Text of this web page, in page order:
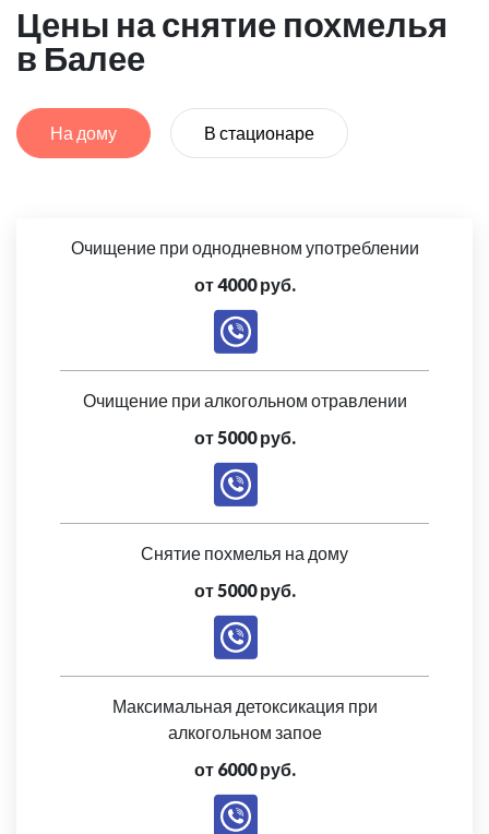
Цены на снятие похмелья
в Балее
На дому В стационаре
Очищение при однодневном употреблении
от 4000 руб.
Очищение при алкогольном отравлении
от 5000 руб.
Снятие похмелья на дому
от 5000 руб.
Максимальная детоксикация при
алкогольном запое
от 6000 руб.